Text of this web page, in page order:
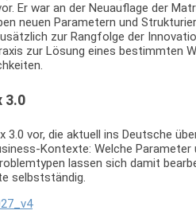
Er war an der Neuauflage der
neuen Parametern und
zur Rangfolge der
zur Lösung eines bestimmten
3.0
vor, die aktuell ins Deutsche
Kontexte: Welche
lassen sich damit
selbstständig.